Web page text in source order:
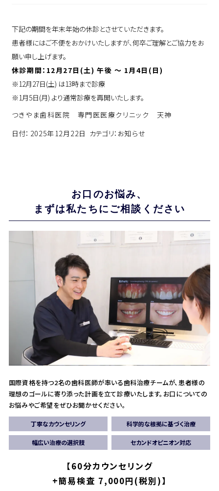
下記の期間を年末年始の休診とさせていただきます。
患者様にはご不便をおかけいたしますが、何卒ご理解とご協力をお
願い申し上げます。
休診期間：12月27日(土) 午後 ～ 1月4日(日)
※12月27日(土) は13時まで診療
※1月5日(月) より通常診療を再開いたします。
つきやま歯科医院 専門医医療クリニック 天神
日付： 2025年12月22日 カテゴリ： お知らせ
お口のお悩み、
まずは私たちにご相談ください
国際資格を持つ2名の歯科医師が率いる歯科治療チームが、患者様の
理想のゴールに寄り添った計画を立て診療いたします。 お口についての
お悩みやご希望をぜひお聞かせください。
丁寧なカウンセリング 科学的な根拠に基づく治療
幅広い治療の選択肢 セカンドオピニオン対応
【60分カウンセリング
+簡易検査 7,000円(税別)】